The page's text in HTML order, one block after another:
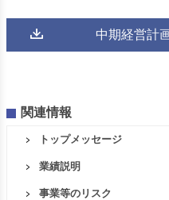
中期経営計
関連情報
トップメッセージ
業績説明
事業等のリスク